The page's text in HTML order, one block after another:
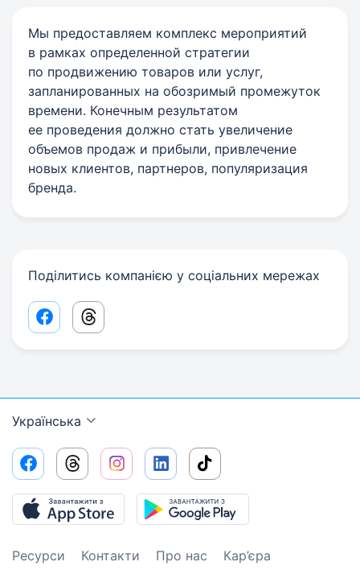
Мы предоставляем комплекс мероприятий
в рамках определенной стратегии
по продвижению товаров или услуг,
запланированных на обозримый промежуток
времени. Конечным результатом
ее проведения должно стать увеличение
объемов продаж и прибыли, привлечение
новых клиентов, партнеров, популяризация
бренда.
Поділитись компанією у соціальних мережах
Facebook share link
Threads share link
Українська
Ресурси Контакти Про нас Кар’єра